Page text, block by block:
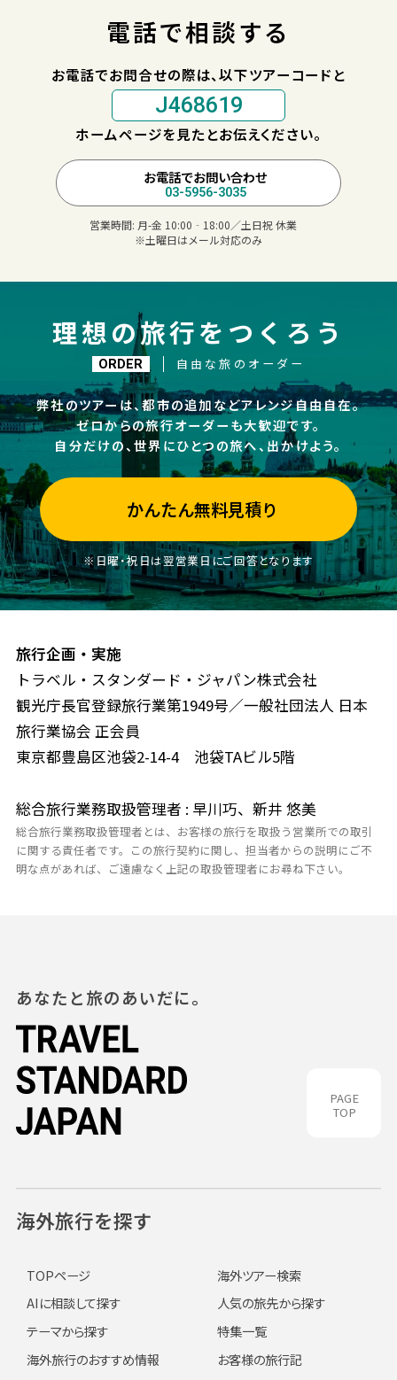
電話で相談する
お電話でお問合せの際は、以下ツアーコードと
J468619
ホームページを見たとお伝えください。
お電話でお問い合わせ
03-5956-3035
営業時間: 月-金 10:00‐18:00／土日祝 休業
※土曜日はメール対応のみ
理想の旅行をつくろう
ORDER 自由な旅のオーダー
弊社のツアーは、都市の追加などアレンジ自由自在。
ゼロからの旅行オーダーも大歓迎です。
自分だけの、世界にひとつの旅へ、出かけよう。
かんたん無料見積り
※日曜・祝日は翌営業日にご回答となります
旅行企画・実施
トラベル・スタンダード・ジャパン株式会社
観光庁長官登録旅行業第1949号／一般社団法人 日本
旅行業協会 正会員
東京都豊島区池袋2-14-4 池袋TAビル5階
総合旅行業務取扱管理者 : 早川巧、新井 悠美
総合旅行業務取扱管理者とは、お客様の旅行を取扱う営業所での取引
に関する責任者です。この旅行契約に関し、担当者からの説明にご不
明な点があれば、ご遠慮なく上記の取扱管理者にお尋ね下さい。
PAGE
TOP
あなたと旅のあいだに。
海外旅行を探す
TOPページ
海外ツアー検索
AIに相談して探す
人気の旅先から探す
テーマから探す
特集一覧
海外旅行のおすすめ情報
お客様の旅行記